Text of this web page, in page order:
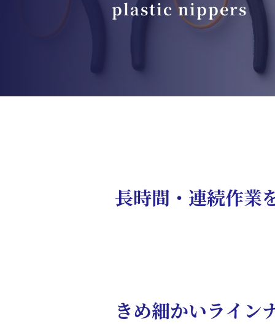
plastic nippers
長時間・連続作業
きめ細かいライン